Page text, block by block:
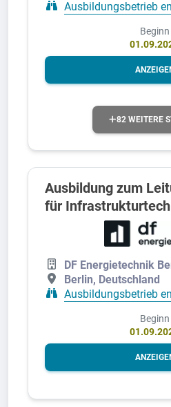
Ausbildungsbetrieb
Beginn
82 WEITERE
Ausbildung zum
für
DF Energietechnik
Berlin, Deutschland
Ausbildungsbetrieb
Beginn